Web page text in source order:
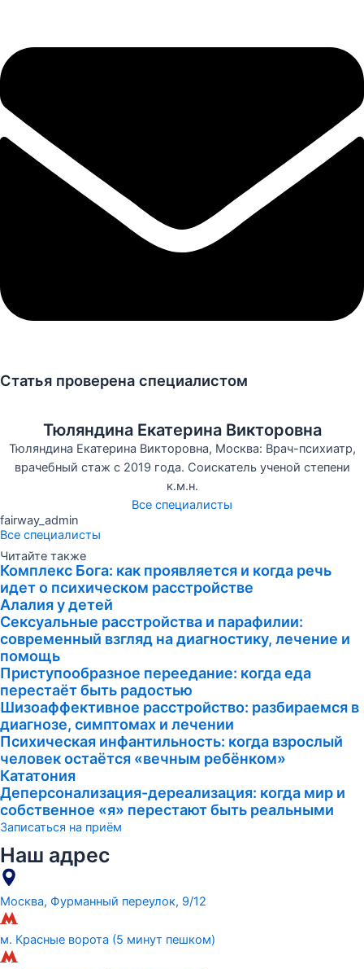
Статья проверена специалистом
Тюляндина Екатерина Викторовна
Тюляндина Екатерина Викторовна, Москва: Врач-психиатр,
врачебный стаж с 2019 года. Соискатель ученой степени
к.м.н.
Все специалисты
fairway_admin
Все специалисты
Читайте также
Комплекс Бога: как проявляется и когда речь
идет о психическом расстройстве
Алалия у детей
Сексуальные расстройства и парафилии:
современный взгляд на диагностику, лечение и
помощь
Приступообразное переедание: когда еда
перестаёт быть радостью
Шизоаффективное расстройство: разбираемся в
диагнозе, симптомах и лечении
Психическая инфантильность: когда взрослый
человек остаётся «вечным ребёнком»
Кататония
Деперсонализация-дереализация: когда мир и
собственное «я» перестают быть реальными
Записаться на приём
Наш адрес
Москва, Фурманный переулок, 9/12
м. Красные ворота (5 минут пешком)